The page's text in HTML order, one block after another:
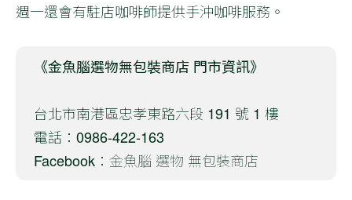
週一還會有駐店咖啡師提供手沖咖啡服務。
《金魚腦選物無包裝商店 門市資訊》
台北市南港區忠孝東路六段 191 號 1 樓
電話：0986-422-163
Facebook： 金魚腦 選物 無包裝商店